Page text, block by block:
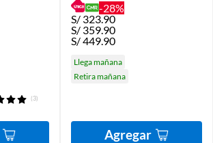
(3)
-28%
S/ 323.90
S/ 359.90
S/449.90
Llega mañana
Retira mañana
Agregar